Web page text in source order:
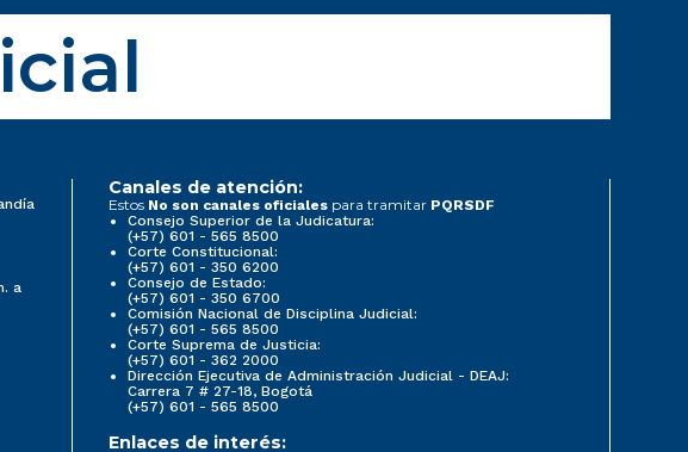
a
Canales de atención:
Estos No son canales oficiales para tramitar PQRSDF
Consejo Superior de la Judicatura:
(+57) 601 - 565 8500
Corte Constitucional:
(+57) 601 - 350 6200
Consejo de Estado:
(+57) 601 - 350 6700
Comisión Nacional de Disciplina Judicial:
(+57) 601 - 565 8500
Corte Suprema de Justicia:
(+57) 601 - 362 2000
Dirección Ejecutiva de Administración Judicial - DEAJ:
Carrera 7 # 27-18, Bogotá
(+57) 601 - 565 8500
Enlaces de interés: